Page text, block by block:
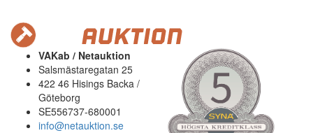
VAKab / Netauktion
Salsmästaregatan 25
422 46 Hisings Backa /
Göteborg
SE556737-680001
info@netauktion.se